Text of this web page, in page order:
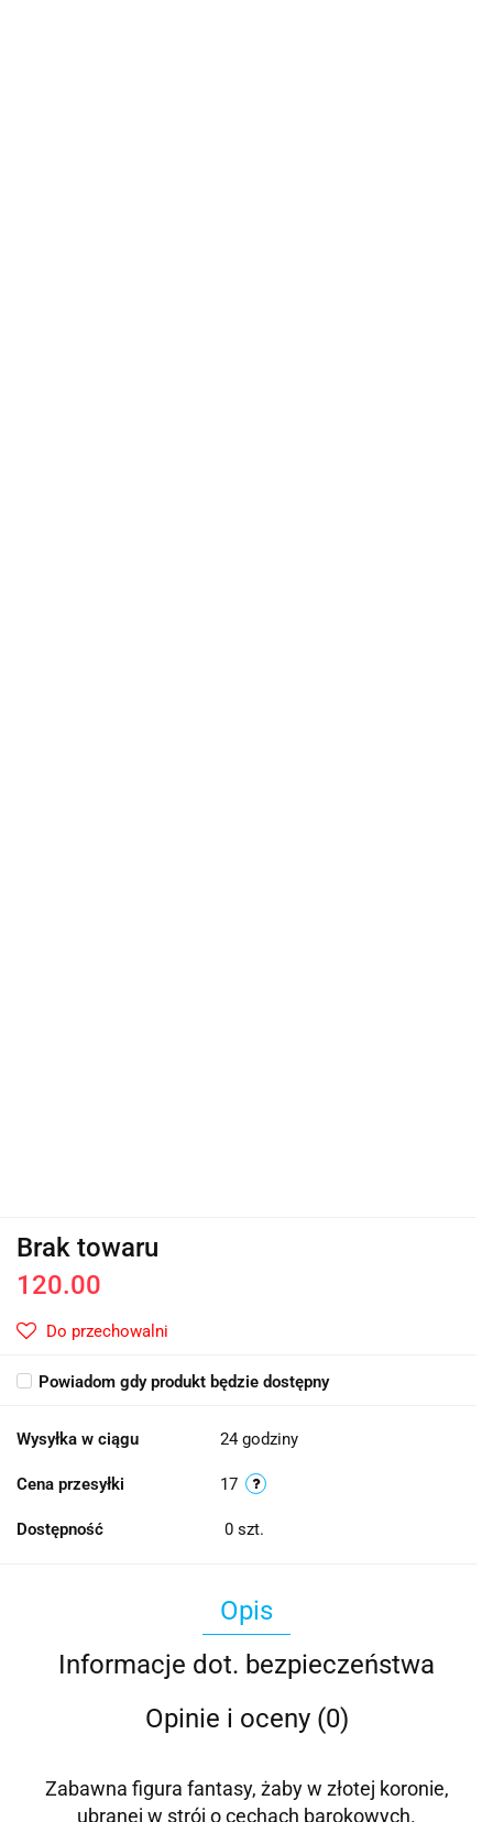
Brak towaru
120.00
Do przechowalni
Powiadom gdy produkt będzie dostępny
Wysyłka w ciągu 24 godziny
Cena przesyłki 17
Dostępność 0 szt.
Opis
Informacje dot. bezpieczeństwa
Opinie i oceny (0)
Zabawna figura fantasy, żaby w złotej koronie,
ubranej w strój o cechach barokowych.